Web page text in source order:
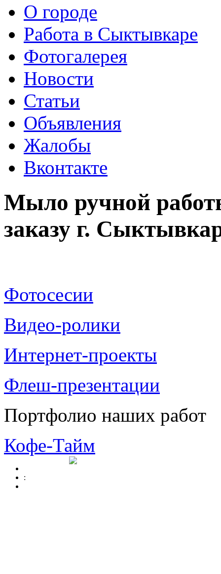
О городе
Работа в Сыктывкаре
Фотогалерея
Новости
Статьи
Объявления
Жалобы
Вконтакте
Мыло ручной
заказу г.
Фотосесии
Видео-ролики
Интернет-проекты
Флеш-презентации
Портфолио наших работ
Кофе-Тайм
: